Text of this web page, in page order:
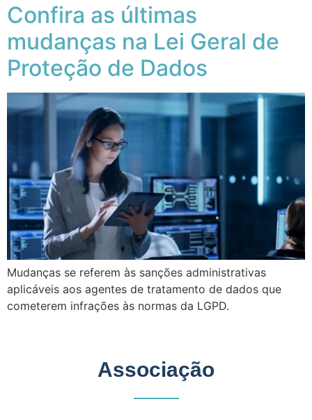
Confira as últimas
mudanças na Lei Geral de
Proteção de Dados
Mudanças se referem às sanções administrativas
aplicáveis aos agentes de tratamento de dados que
cometerem infrações às normas da LGPD.
Associação